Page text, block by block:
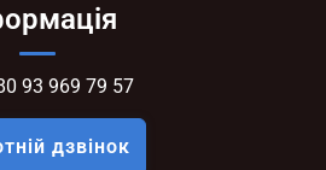
93 969 79 57
дзвінок